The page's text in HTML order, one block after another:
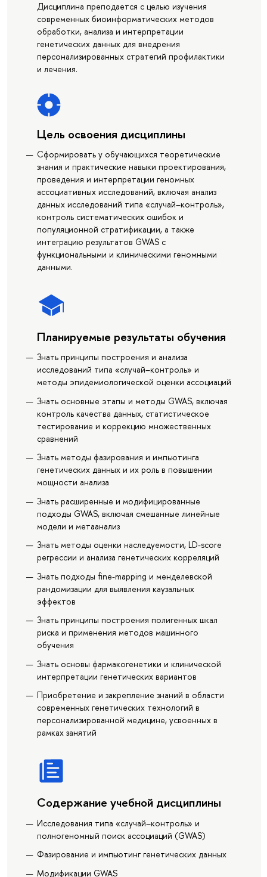
Дисциплина преподается с целью изучения
современных биоинформатических методов
обработки, анализа и интерпретации
генетических данных для внедрения
персонализированных стратегий профилактики
и лечения.
Цель освоения дисциплины
Сформировать у обучающихся теоретические
знания и практические навыки проектирования,
проведения и интерпретации геномных
ассоциативных исследований, включая анализ
данных исследований типа «случай–контроль»,
контроль систематических ошибок и
популяционной стратификации, а также
интеграцию результатов GWAS с
функциональными и клиническими геномными
данными.
Планируемые результаты обучения
Знать принципы построения и анализа
исследований типа «случай–контроль» и
методы эпидемиологической оценки ассоциаций
Знать основные этапы и методы GWAS, включая
контроль качества данных, статистическое
тестирование и коррекцию множественных
сравнений
Знать методы фазирования и импьютинга
генетических данных и их роль в повышении
мощности анализа
Знать расширенные и модифицированные
подходы GWAS, включая смешанные линейные
модели и метаанализ
Знать методы оценки наследуемости, LD-score
регрессии и анализа генетических корреляций
Знать подходы fine-mapping и менделевской
рандомизации для выявления каузальных
эффектов
Знать принципы построения полигенных шкал
риска и применения методов машинного
обучения
Знать основы фармакогенетики и клинической
интерпретации генетических вариантов
Приобретение и закрепление знаний в области
современных генетических технологий в
персонализированной медицине, усвоенных в
рамках занятий
Содержание учебной дисциплины
Исследования типа «случай–контроль» и
полногеномный поиск ассоциаций (GWAS)
Фазирование и импьютинг генетических данных
Модификации GWAS